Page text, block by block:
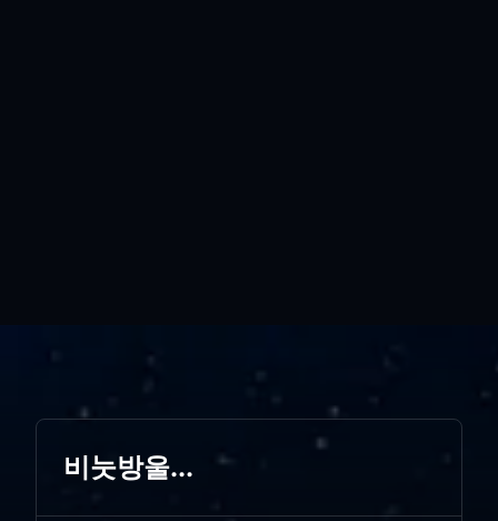
비눗방울...